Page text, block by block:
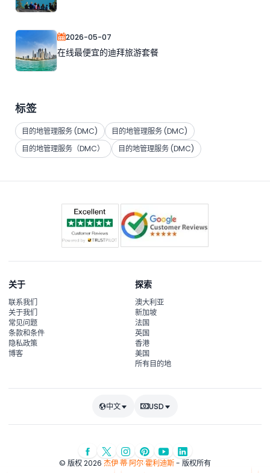
2026-05-07
在线最便宜的迪拜旅游套餐
标签
目的地管理服务 (DMC)
目的地管理服务 (DMC)
目的地管理服务（DMC）
目的地管理服务 (DMC)
关于
联系我们
关于我们
常见问题
条款和条件
隐私政策
博客
探索
澳大利亚
新加坡
法国
英国
香港
美国
所有目的地
中文 USD
© 版权 2026 杰伊·蒂·阿尔·霍利迪斯- 版权所有